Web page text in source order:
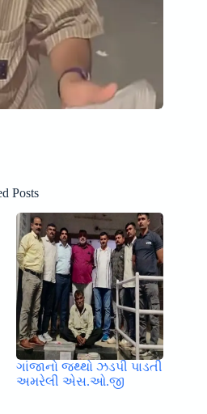
Posts
ગાંજાનો જથ્થો ઝડપી પાડતી
અમરેલી એસ.ઓ.જી